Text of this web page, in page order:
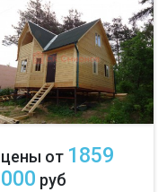
цены от 1859
000 руб